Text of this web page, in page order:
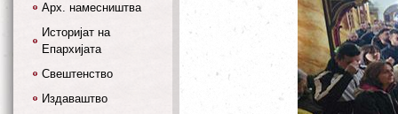
Арх. намесништва
Историјат на
Епархијата
Свештенство
Издаваштво